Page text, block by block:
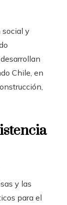
social y
Chile, en
y las
para el